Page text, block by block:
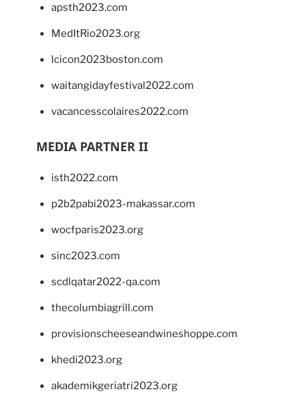
apsth2023.com
MedItRio2023.org
lcicon2023boston.com
waitangidayfestival2022.com
vacancesscolaires2022.com
MEDIA PARTNER II
isth2022.com
p2b2pabi2023-makassar.com
wocfparis2023.org
sinc2023.com
scdlqatar2022-qa.com
thecolumbiagrill.com
provisionscheeseandwineshoppe.com
khedi2023.org
akademikgeriatri2023.org